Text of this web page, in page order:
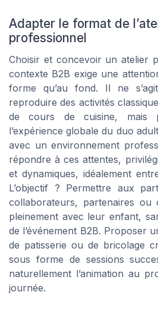
Adapter le format de
professionnel
Choisir et concevoir un atelier
contexte B2B exige une
forme qu’au fond. Il ne
reproduire des activités
de cours de cuisine, mais
l’expérience globale du duo
avec un environnement
répondre à ces attentes,
et dynamiques, idéalement
L’objectif ? Permettre aux
collaborateurs, partenaires ou
pleinement avec leur enfant,
de l’événement B2B. Proposer
de patisserie ou de bricolage
sous forme de sessions
naturellement l’animation au
journée.